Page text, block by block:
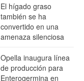
El hígado graso
también se ha
convertido en una
amenaza silenciosa
Opella inaugura línea
de producción para
Enterogermina en